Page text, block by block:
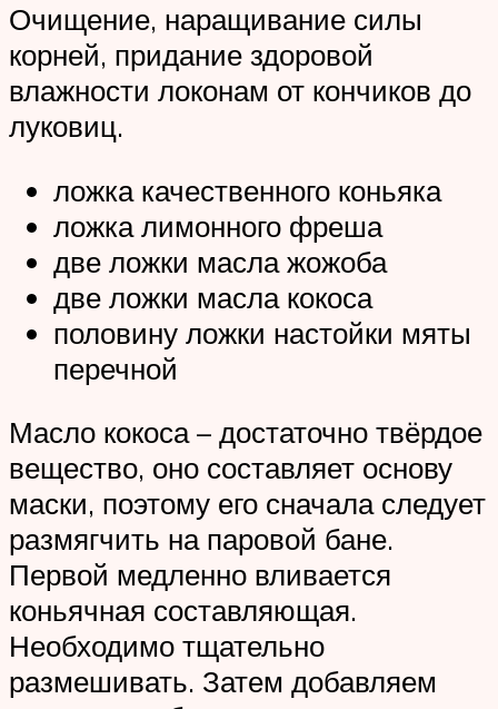
Очищение, наращивание силы
корней, придание здоровой
влажности локонам от кончиков до
луковиц.
ложка качественного коньяка
ложка лимонного фреша
две ложки масла жожоба
две ложки масла кокоса
половину ложки настойки мяты
перечной
Масло кокоса – достаточно твёрдое
вещество, оно составляет основу
маски, поэтому его сначала следует
размягчить на паровой бане.
Первой медленно вливается
коньячная составляющая.
Необходимо тщательно
размешивать. Затем добавляем